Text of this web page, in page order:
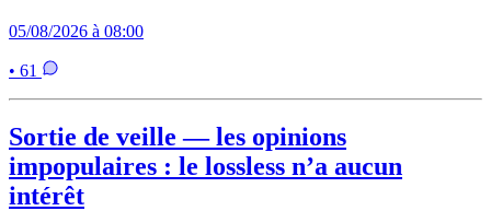
05/08/2026 à 08:00
• 61
Sortie de veille — les opinions
impopulaires : le lossless n’a aucun
intérêt